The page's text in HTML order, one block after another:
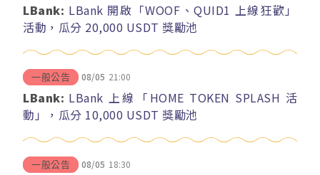
LBank: LBank 開啟「WOOF、QUID1 上線狂歡」
活動，瓜分 20,000 USDT 獎勵池
一般公告 08/05 21:00
LBank: LBank 上線「HOME TOKEN SPLASH 活
動」，瓜分 10,000 USDT 獎勵池
一般公告 08/05 18:30